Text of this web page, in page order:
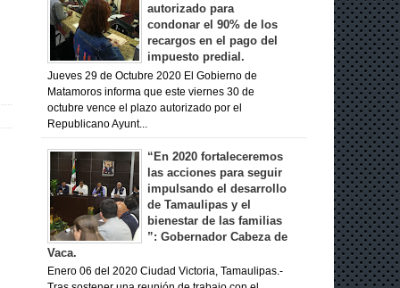
autorizado para
condonar el 90% de los
recargos en el pago del
impuesto predial.
Jueves 29 de Octubre 2020 El Gobierno de
Matamoros informa que este viernes 30 de
octubre vence el plazo autorizado por el
Republicano Ayunt...
“En 2020 fortaleceremos
las acciones para seguir
impulsando el desarrollo
de Tamaulipas y el
bienestar de las familias
”: Gobernador Cabeza de
Vaca.
Enero 06 del 2020 Ciudad Victoria, Tamaulipas.-